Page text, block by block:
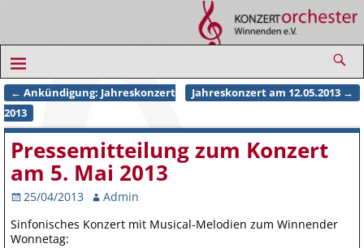
Artikelnavigation
← Ankündigung: Jahreskonzert
2013
Jahreskonzert am 12.05.2013 →
Pressemitteilung zum Konzert
am 5. Mai 2013
25/04/2013
Admin
Sinfonisches Konzert mit Musical-Melodien zum Winnender
Wonnetag: